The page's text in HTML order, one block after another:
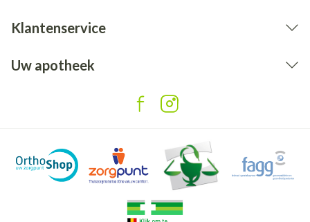
Klantenservice
Uw apotheek